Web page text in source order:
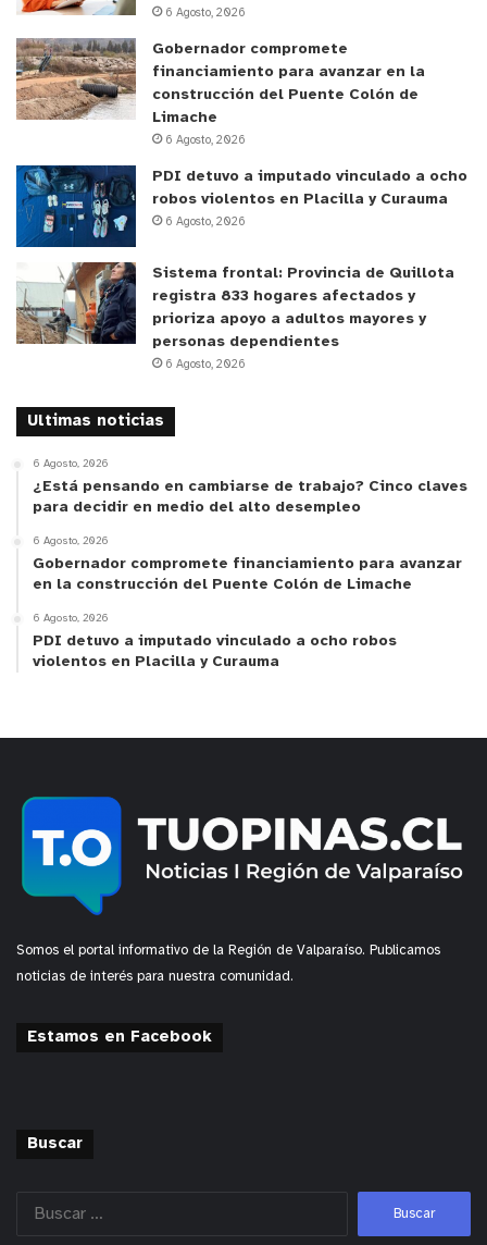
6 Agosto, 2026
Gobernador compromete
financiamiento para avanzar en la
construcción del Puente Colón de
Limache
6 Agosto, 2026
PDI detuvo a imputado vinculado a ocho
robos violentos en Placilla y Curauma
6 Agosto, 2026
Sistema frontal: Provincia de Quillota
registra 833 hogares afectados y
prioriza apoyo a adultos mayores y
personas dependientes
6 Agosto, 2026
Ultimas noticias
6 Agosto, 2026
¿Está pensando en cambiarse de trabajo? Cinco claves
para decidir en medio del alto desempleo
6 Agosto, 2026
Gobernador compromete financiamiento para avanzar
en la construcción del Puente Colón de Limache
6 Agosto, 2026
PDI detuvo a imputado vinculado a ocho robos
violentos en Placilla y Curauma
Somos el portal informativo de la Región de Valparaíso. Publicamos
noticias de interés para nuestra comunidad.
Estamos en Facebook
Buscar